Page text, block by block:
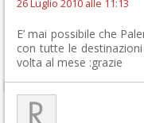
26 Luglio 2010 alle 11:13
E’ mai possibile che
con tutte le
volta al mese :grazie